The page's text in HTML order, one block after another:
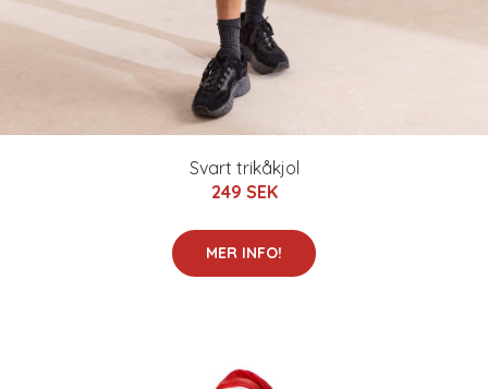
Svart trikåkjol
249 SEK
MER INFO!